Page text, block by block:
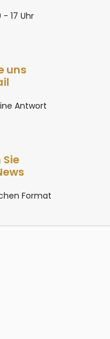
17 Uhr
uns
Antwort
Format